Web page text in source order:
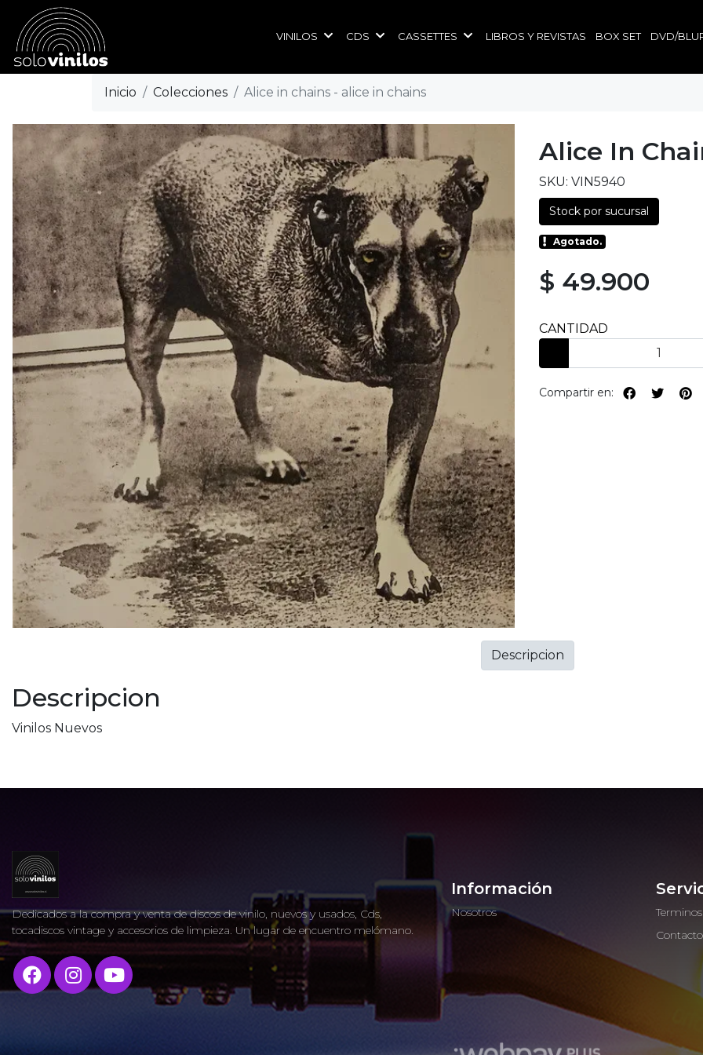
VINILOS CDS CASSETTES LIBROS Y REVISTAS BOX SET DVD/
Inicio Colecciones Alice in chains - alice in chains
Alice In
SKU: VIN5940
Stock por sucursal
Agotado.
$ 49.900
CANTIDAD
Compartir en:
Descripcion
Vinilos Nuevos
Descripcion
Dedicados a la compra y venta de discos de vinilo, nuevos y usados, Cds,
tocadiscos vintage y accesorios de limpieza. Un lugar de encuentro melómano.
Información
Nosotros
Contacto